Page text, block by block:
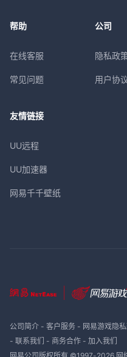
帮助
在线客服
常见问题
公司
隐私政
用户协
友情链接
UU远程
UU加速器
网易千千壁纸
公司简介- 客户服务- 网易游戏隐
- 联系我们 - 商务合作- 加入我们